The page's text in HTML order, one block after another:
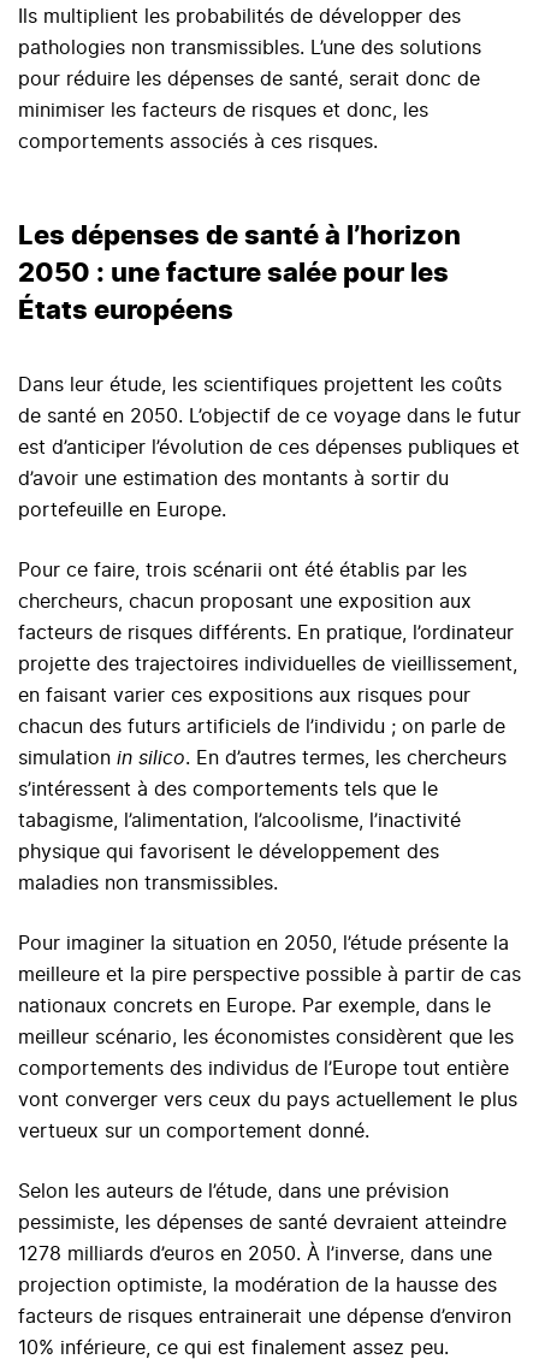
Ils multiplient les probabilités de développer des
pathologies non transmissibles. L’une des solutions
pour réduire les dépenses de santé, serait donc de
minimiser les facteurs de risques et donc, les
comportements associés à ces risques.
Les dépenses de santé à l’horizon
2050 : une facture salée pour les
États européens
Dans leur étude, les scientifiques projettent les coûts
de santé en 2050. L’objectif de ce voyage dans le futur
est d’anticiper l’évolution de ces dépenses publiques et
d’avoir une estimation des montants à sortir du
portefeuille en Europe.
Pour ce faire, trois scénarii ont été établis par les
chercheurs, chacun proposant une exposition aux
facteurs de risques différents. En pratique, l’ordinateur
projette des trajectoires individuelles de vieillissement,
en faisant varier ces expositions aux risques pour
chacun des futurs artificiels de l’individu ; on parle de
simulation in silico. En d’autres termes, les chercheurs
s’intéressent à des comportements tels que le
tabagisme, l’alimentation, l’alcoolisme, l’inactivité
physique qui favorisent le développement des
maladies non transmissibles.
Pour imaginer la situation en 2050, l’étude présente la
meilleure et la pire perspective possible à partir de cas
nationaux concrets en Europe. Par exemple, dans le
meilleur scénario, les économistes considèrent que les
comportements des individus de l’Europe tout entière
vont converger vers ceux du pays actuellement le plus
vertueux sur un comportement donné.
Selon les auteurs de l’étude, dans une prévision
pessimiste, les dépenses de santé devraient atteindre
1278 milliards d’euros en 2050. À l’inverse, dans une
projection optimiste, la modération de la hausse des
facteurs de risques entrainerait une dépense d’environ
10% inférieure, ce qui est finalement assez peu.